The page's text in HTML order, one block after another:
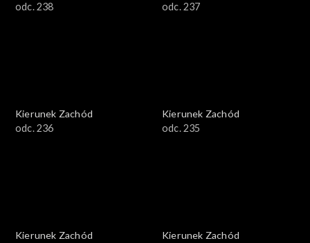
odc. 238
odc. 237
Kierunek Zachód
odc. 236
Kierunek Zachód
odc. 235
Kierunek Zachód
Kierunek Zachód